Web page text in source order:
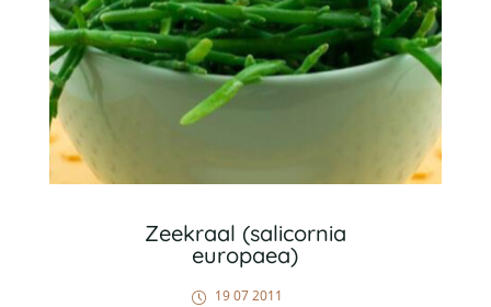
Zeekraal (salicornia
europaea)
19 07 2011